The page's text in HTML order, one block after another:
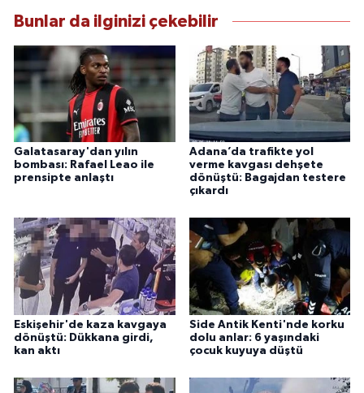
Bunlar da ilginizi çekebilir
Galatasaray'dan yılın
bombası: Rafael Leao ile
prensipte anlaştı
Adana’da trafikte yol
verme kavgası dehşete
dönüştü: Bagajdan testere
çıkardı
Eskişehir'de kaza kavgaya
dönüştü: Dükkana girdi,
kan aktı
Side Antik Kenti'nde korku
dolu anlar: 6 yaşındaki
çocuk kuyuya düştü